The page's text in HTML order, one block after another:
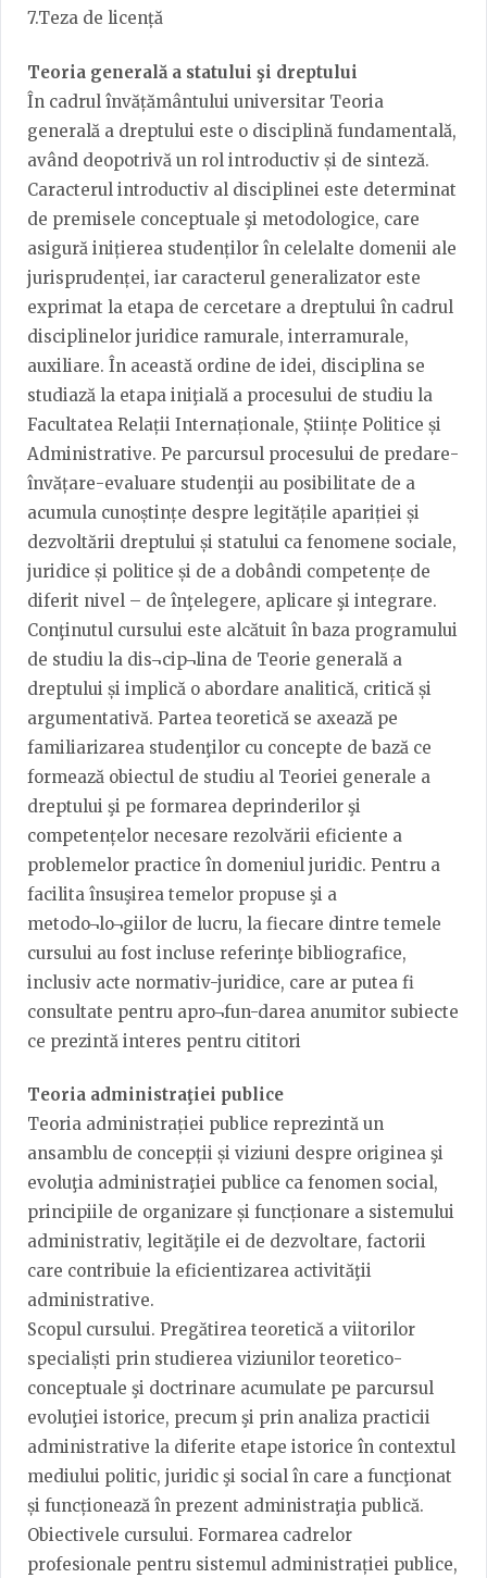
7.Teza de licență
Teoria generală a statului şi dreptului
În cadrul învățământului universitar Teoria
generală a dreptului este o disciplină fundamentală,
având deopotrivă un rol introductiv și de sinteză.
Caracterul introductiv al disciplinei este determinat
de premisele conceptuale şi metodologice, care
asigură inițierea studenților în celelalte domenii ale
jurisprudenței, iar caracterul generalizator este
exprimat la etapa de cercetare a dreptului în cadrul
disciplinelor juridice ramurale, interramurale,
auxiliare. În această ordine de idei, disciplina se
studiază la etapa iniţială a procesului de studiu la
Facultatea Relații Internaționale, Științe Politice și
Administrative. Pe parcursul procesului de predare-
învățare-evaluare studenţii au posibilitate de a
acumula cunoștințe despre legitățile apariției și
dezvoltării dreptului și statului ca fenomene sociale,
juridice și politice și de a dobândi competențe de
diferit nivel – de înţelegere, aplicare şi integrare.
Conţinutul cursului este alcătuit în baza programului
de studiu la dis¬cip¬lina de Teorie generală a
dreptului și implică o abordare analitică, critică și
argumentativă. Partea teoretică se axează pe
familiarizarea studenţilor cu concepte de bază ce
formează obiectul de studiu al Teoriei generale a
dreptului şi pe formarea deprinderilor şi
competențelor necesare rezolvării eficiente a
problemelor practice în domeniul juridic. Pentru a
facilita însuşirea temelor propuse şi a
metodo¬lo¬giilor de lucru, la fiecare dintre temele
cursului au fost incluse referinţe bibliografice,
inclusiv acte normativ-juridice, care ar putea fi
consultate pentru apro¬fun-darea anumitor subiecte
ce prezintă interes pentru cititori
Teoria administraţiei publice
Teoria administrației publice reprezintă un
ansamblu de concepții și viziuni despre originea şi
evoluţia administraţiei publice ca fenomen social,
principiile de organizare și funcționare a sistemului
administrativ, legităţile ei de dezvoltare, factorii
care contribuie la eficientizarea activităţii
administrative.
Scopul cursului. Pregătirea teoretică a viitorilor
specialiști prin studierea viziunilor teoretico-
conceptuale şi doctrinare acumulate pe parcursul
evoluţiei istorice, precum şi prin analiza practicii
administrative la diferite etape istorice în contextul
mediului politic, juridic şi social în care a funcţionat
și funcționează în prezent administraţia publică.
Obiectivele cursului. Formarea cadrelor
profesionale pentru sistemul administrației publice,